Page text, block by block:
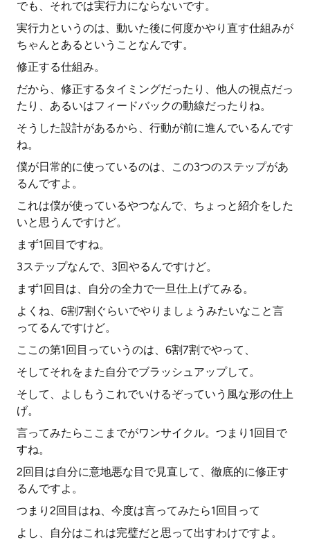
でも、それでは実行力にならないです。
実行力というのは、動いた後に何度かやり直す仕組みが
ちゃんとあるということなんです。
修正する仕組み。
だから、修正するタイミングだったり、他人の視点だっ
たり、あるいはフィードバックの動線だったりね。
そうした設計があるから、行動が前に進んでいるんです
ね。
僕が日常的に使っているのは、この3つのステップがあ
るんですよ。
これは僕が使っているやつなんで、ちょっと紹介をした
いと思うんですけど。
まず1回目ですね。
3ステップなんで、3回やるんですけど。
まず1回目は、自分の全力で一旦仕上げてみる。
よくね、6割7割ぐらいでやりましょうみたいなこと言
ってるんですけど。
ここの第1回目っていうのは、6割7割でやって、
そしてそれをまた自分でブラッシュアップして。
そして、よしもうこれでいけるぞっていう風な形の仕上
げ。
言ってみたらここまでがワンサイクル。つまり1回目で
すね。
2回目は自分に意地悪な目で見直して、徹底的に修正す
るんですよ。
つまり2回目はね、今度は言ってみたら1回目って
よし、自分はこれは完璧だと思って出すわけですよ。